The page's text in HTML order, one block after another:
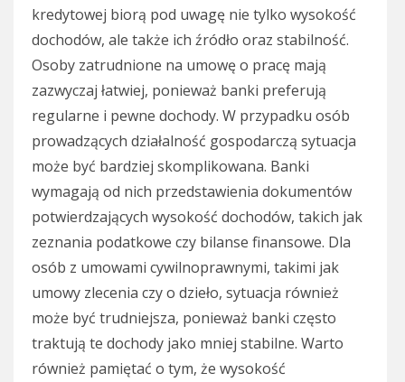
kredytowej biorą pod uwagę nie tylko wysokość
dochodów, ale także ich źródło oraz stabilność.
Osoby zatrudnione na umowę o pracę mają
zazwyczaj łatwiej, ponieważ banki preferują
regularne i pewne dochody. W przypadku osób
prowadzących działalność gospodarczą sytuacja
może być bardziej skomplikowana. Banki
wymagają od nich przedstawienia dokumentów
potwierdzających wysokość dochodów, takich jak
zeznania podatkowe czy bilanse finansowe. Dla
osób z umowami cywilnoprawnymi, takimi jak
umowy zlecenia czy o dzieło, sytuacja również
może być trudniejsza, ponieważ banki często
traktują te dochody jako mniej stabilne. Warto
również pamiętać o tym, że wysokość